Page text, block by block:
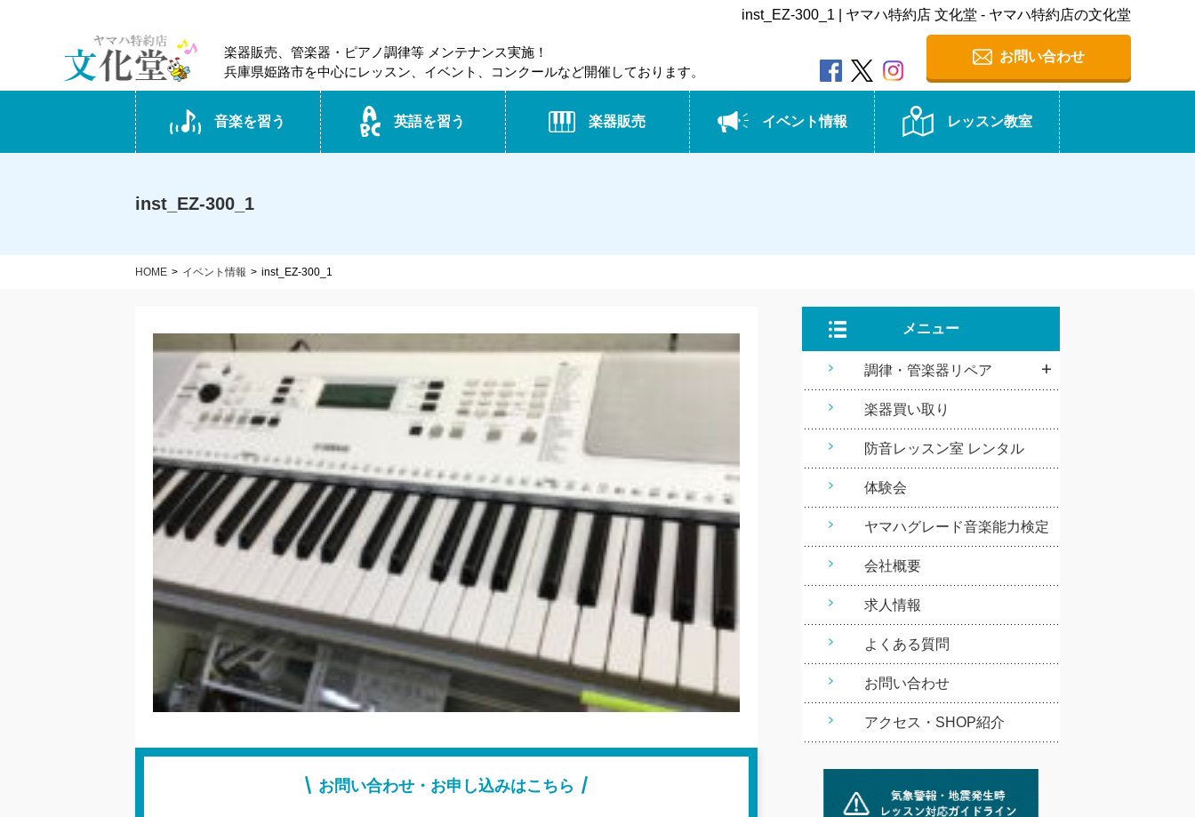
inst_EZ-300_1 | ヤマハ特約店 文化堂 - ヤマハ特約店の文化堂
楽器販売、管楽器・ピアノ調律等 メンテナンス実施！
兵庫県姫路市を中心にレッスン、イベント、コンクールなど開催しております。
お問い合わせ
音楽を習う 英語を習う 楽器販売 イベント情報 レッスン教室
inst_EZ-300_1
HOME イベント情報 inst_EZ-300_1
お問い合わせ・お申し込みはこちら
メニュー
調律・管楽器リペア
楽器買い取り
防音レッスン室 レンタル
体験会
ヤマハグレード音楽能力検定
会社概要
求人情報
よくある質問
お問い合わせ
アクセス・SHOP紹介